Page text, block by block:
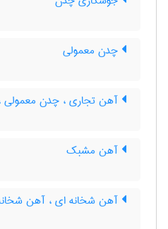
چدن معمولی
آهن تجاری ، چدن
آهن مشبک
آهن شخانه ای ، آهن